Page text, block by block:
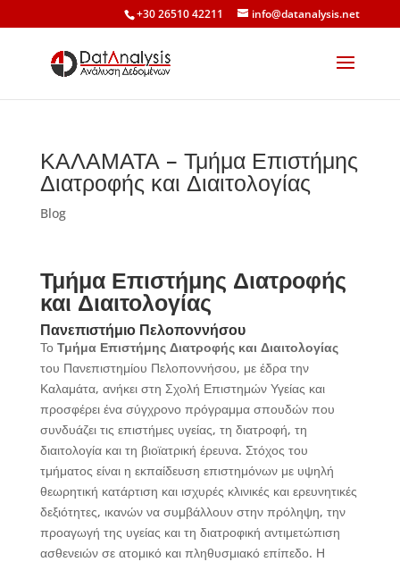
+30 26510 42211 info@datanalysis.net
ΚΑΛΑΜΑΤΑ – Τμήμα Επιστήμης
Διατροφής και Διαιτολογίας
Blog
Τμήμα Επιστήμης Διατροφής
και Διαιτολογίας
Πανεπιστήμιο Πελοποννήσου
Το Τμήμα Επιστήμης Διατροφής και Διαιτολογίας
του Πανεπιστημίου Πελοποννήσου, με έδρα την
Καλαμάτα, ανήκει στη Σχολή Επιστημών Υγείας και
προσφέρει ένα σύγχρονο πρόγραμμα σπουδών που
συνδυάζει τις επιστήμες υγείας, τη διατροφή, τη
διαιτολογία και τη βιοϊατρική έρευνα. Στόχος του
τμήματος είναι η εκπαίδευση επιστημόνων με υψηλή
θεωρητική κατάρτιση και ισχυρές κλινικές και ερευνητικές
δεξιότητες, ικανών να συμβάλλουν στην πρόληψη, την
προαγωγή της υγείας και τη διατροφική αντιμετώπιση
ασθενειών σε ατομικό και πληθυσμιακό επίπεδο. Η